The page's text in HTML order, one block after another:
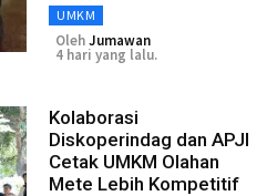
UMKM
OlehJumawan
4 hari yang lalu.
Kolaborasi
Diskoperindag dan APJI
Cetak UMKM Olahan
Mete Lebih Kompetitif